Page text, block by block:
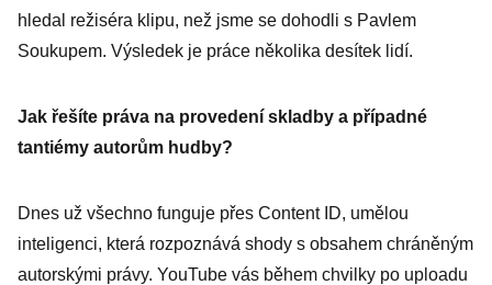
hledal režiséra klipu, než jsme se dohodli s Pavlem
Soukupem. Výsledek je práce několika desítek lidí.
Jak řešíte práva na provedení skladby a případné
tantiémy autorům hudby?
Dnes už všechno funguje přes Content ID, umělou
inteligenci, která rozpoznává shody s obsahem chráněným
autorskými právy. YouTube vás během chvilky po uploadu